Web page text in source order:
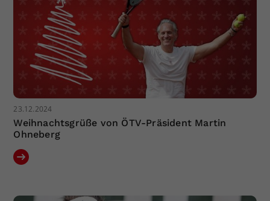
23.12.2024
Weihnachtsgrüße von ÖTV-Präsident Martin
Ohneberg